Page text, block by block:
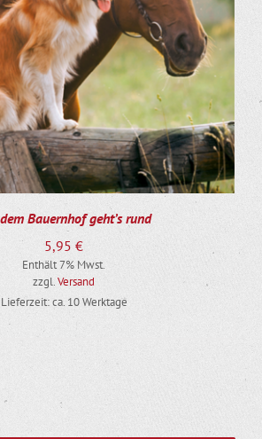
Bauernhof geht’s rund
5,95 €
Enthält 7% Mwst.
zzgl.Versand
Lieferzeit: ca. 10 Werktage